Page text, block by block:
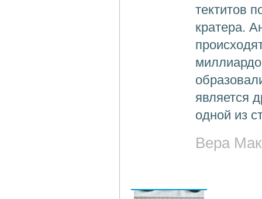
тектитов
кратера.
является
одной из
Вера